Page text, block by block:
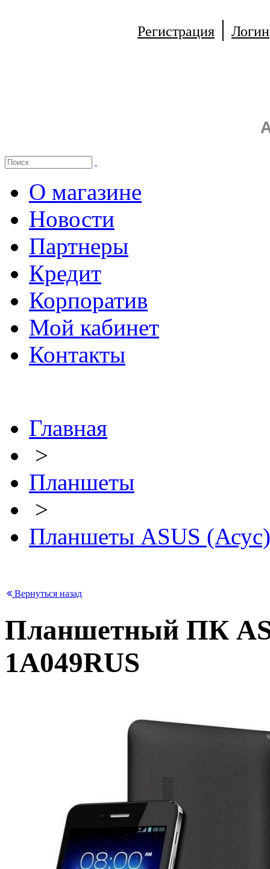
Регистрация | Логин
О магазине
Новости
Партнеры
Кредит
Корпоратив
Мой кабинет
Контакты
Главная
>
Планшеты
>
Планшеты ASUS (Асус)
Вернуться назад
Планшетный ПК
1A049RUS